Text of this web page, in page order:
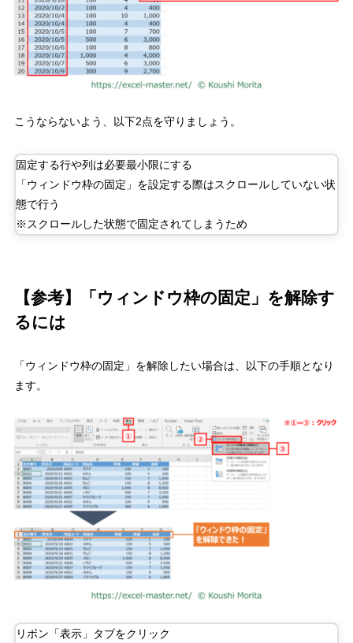
こうならないよう、以下2点を守りましょう。
固定する行や列は必要最小限にする
「ウィンドウ枠の固定」を設定する際はスクロールしていない状
態で行う
※スクロールした状態で固定されてしまうため
【参考】「ウィンドウ枠の固定」を解除す
るには
「ウィンドウ枠の固定」を解除したい場合は、以下の手順となり
ます。
リボン「表示」タブをクリック